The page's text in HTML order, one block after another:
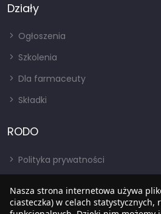
Działy
Ogłoszenia
Szkolenia
Dla farmaceuty
Składki
RODO
Polityka prywatności
RODO
Nasza strona internetowa używa
ciasteczka) w celach statystycznych,